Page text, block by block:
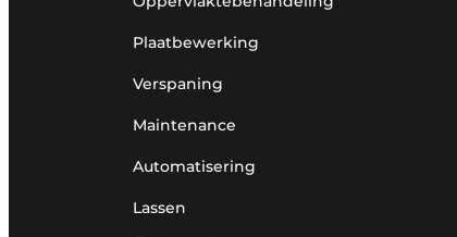
Plaatbewerking
Verspaning
Maintenance
Automatisering
Lassen